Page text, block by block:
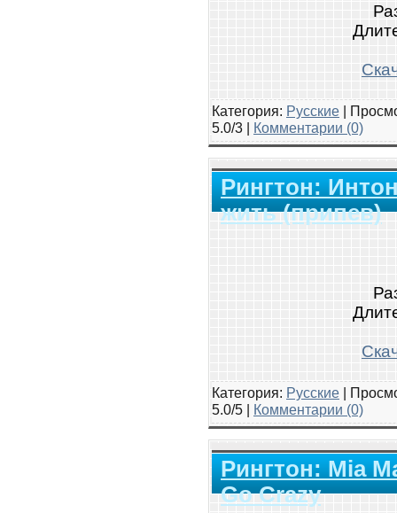
Категория: Русские |
5.0/3 | Комментарии (0)
Рингтон:
жить (припев)
Категория: Русские |
5.0/5 | Комментарии (0)
Рингтон: Mia
Go Crazy